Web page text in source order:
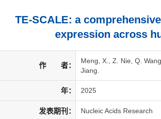
TE-SCALE: a
expression across
作 者：
Meng, X., Z. Nie, Q.
Jiang.
年： 2025
发表期刊： Nucleic Acids Research